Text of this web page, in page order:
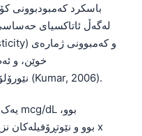
خوێن، و
نێورۆلۆجستەکان لە کاردا دەبینن یەکسانە (Kumar, 2006).